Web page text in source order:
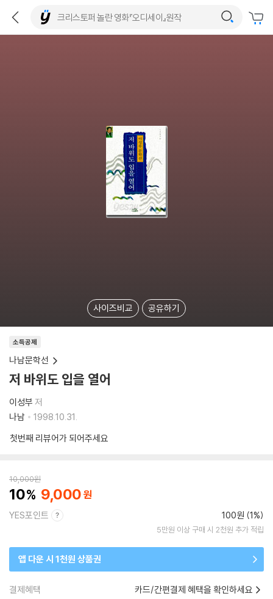
사이즈비교 공유하기
소득공제
나남문학선
저 바위도 입을 열어
이성부 저
나남
1998.10.31.
첫번째 리뷰어가 되어주세요
10,000원
10 9,000
YES포인트 100원 (1%)
5만원 이상 구매 시 2천원 추가 적립
앱 다운 시 1천원 상품권
결제혜택 카드/간편결제 혜택을 확인하세요